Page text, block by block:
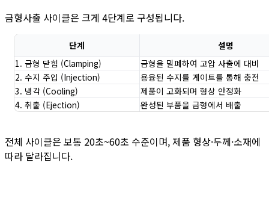
금형사출 사이클은 크게 4단계로 구성됩니다.
단계
설명
1. 금형 닫힘 (Clamping)
금형을 밀폐하여 고압 사출에 대비
2. 수지 주입 (Injection)
용융된 수지를 게이트를 통해 충전
3. 냉각 (Cooling)
제품이 고화되며 형상 안정화
4. 취출 (Ejection)
완성된 부품을 금형에서 배출
전체 사이클은 보통 20초~60초 수준이며, 제품 형상·두께·소재에
따라 달라집니다.